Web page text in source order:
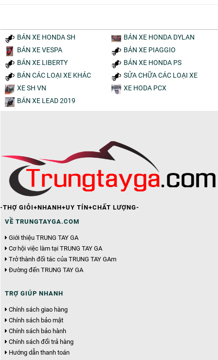
BÁN XE HONDA SH
BÁN XE HONDA DYLAN
BÁN XE VESPA
BÁN XE PIAGGIO
BÁN XE LIBERTY
BÁN XE HONDA PS
BÁN CÁC LOẠI XE KHÁC
SỬA CHỮA CÁC LOẠI XE
XE SH VN
XE HODA PCX
BÁN XE LEAD 2019
-THỢ GIỎI+NHANH+UY TÍN+CHẤT LƯỢNG-
VỀ TRUNGTAYGA.COM
Giới thiệu TRUNG TAY GA
Cơ hội việc làm tại TRUNG TAY GA
Trở thành đối tác của TRUNG TAY GAm
Đường đến TRUNG TAY GA
TRỢ GIÚP NHANH
Chính sách giao hàng
Chính sách bảo mật
Chính sách bảo hành
Chính sách đổi trả hàng
Hướng dẫn thanh toán